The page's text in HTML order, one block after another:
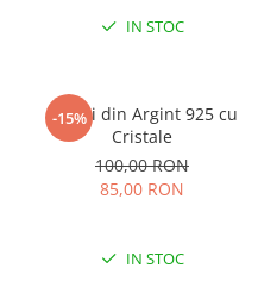
IN STOC
-15%
Cercei din Argint 925 cu
Cristale
100,00 RON
85,00 RON
IN STOC